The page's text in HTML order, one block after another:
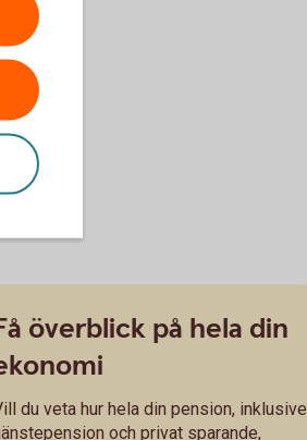
överblick på hela din
du veta hur hela din pension, inklusive
och privat sparande,